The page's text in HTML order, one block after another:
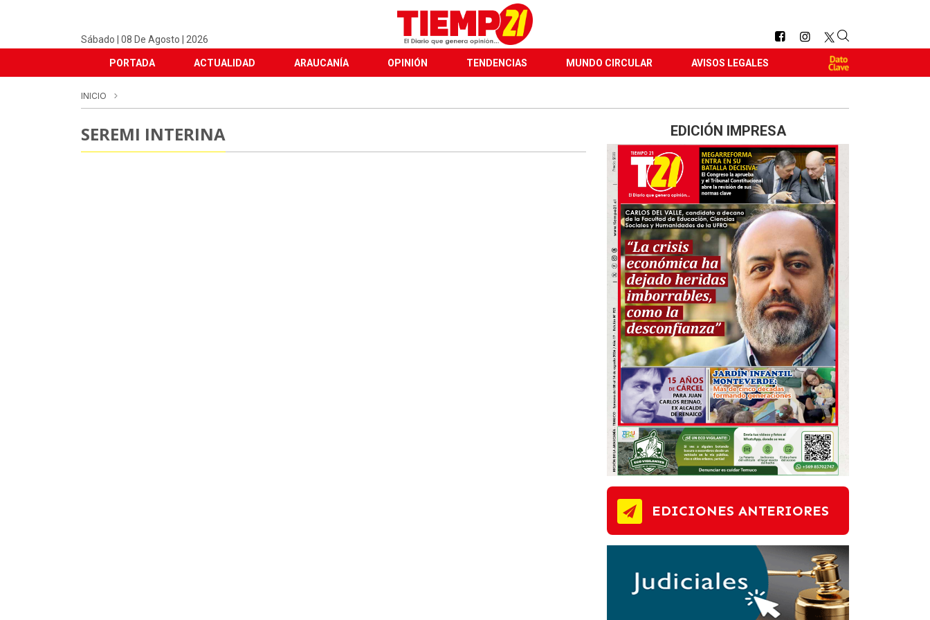
Sábado | 08 De Agosto | 2026
PORTADA ACTUALIDAD ARAUCANÍA OPINIÓN TENDENCIAS MUNDO CIRCULAR AVISOS LEGALES
INICIO
SEREMI INTERINA EDICIÓN IMPRESA
EDICIONES ANTERIORES